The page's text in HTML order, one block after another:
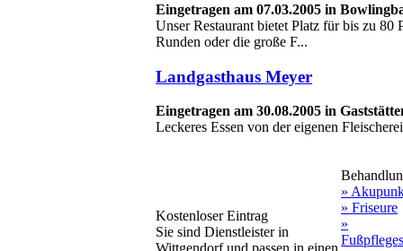
Eingetragen am 07.03.2005 in
Unser Restaurant bietet Platz für bis zu 80
Runden oder die große F...
Landgasthaus Meyer
Eingetragen am 30.08.2005 in
Leckeres Essen von der eigenen
Kostenloser Eintrag
Sie sind Dienstleister in
»
» Friseure
»